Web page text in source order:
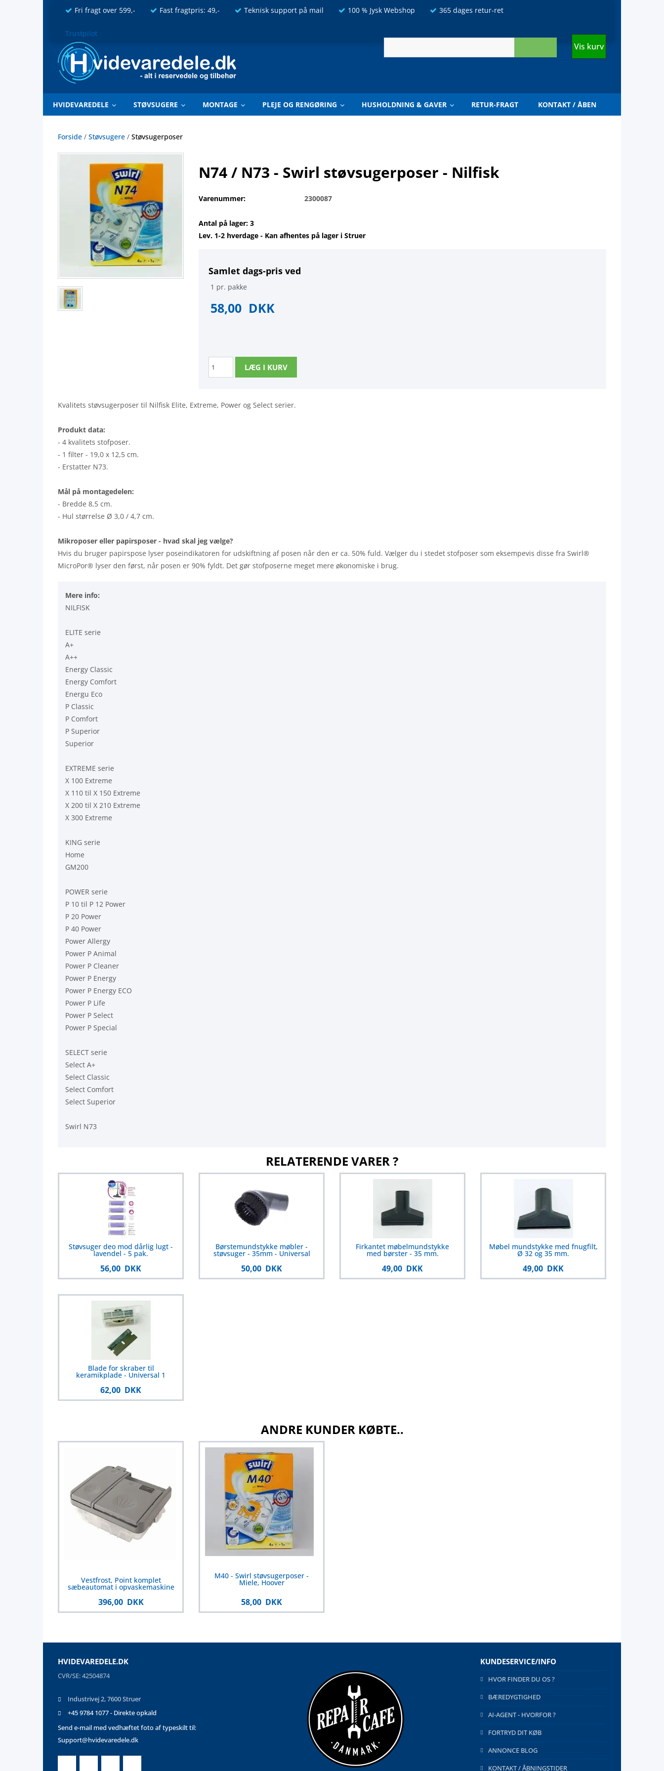
Fri fragt over 599,- Fast fragtpris: 49,- Teknisk support på mail 100 % Jysk Webshop 365 dages retur-ret
Trustpilot
Vis kurv
HVIDEVAREDELE STØVSUGERE MONTAGE PLEJE OG RENGØRING HUSHOLDNING & GAVER RETUR-FRAGT KONTAKT / ÅBEN
Forside / Støvsugere / Støvsugerposer
N74 / N73 - Swirl støvsugerposer - Nilfisk
Varenummer: 2300087
Antal på lager: 3
Lev. 1-2 hverdage - Kan afhentes på lager i Struer
Samlet dags-pris ved
1 pr. pakke
58,00 DKK
Kvalitets støvsugerposer til Nilfisk Elite, Extreme, Power og Select serier.
Produkt data:
- 4 kvalitets stofposer.
- 1 filter - 19,0 x 12,5 cm.
- Erstatter N73.
Mål på montagedelen:
- Bredde 8,5 cm.
- Hul størrelse Ø 3,0 / 4,7 cm.
Mikroposer eller papirsposer - hvad skal jeg vælge?
Hvis du bruger papirspose lyser poseindikatoren for udskiftning af posen når den er ca. 50% fuld. Vælger du i stedet stofposer som eksempevis disse fra Swirl®
MicroPor® lyser den først, når posen er 90% fyldt. Det gør stofposerne meget mere økonomiske i brug.
Mere info:
NILFISK
ELITE serie
A+
A++
Energy Classic
Energy Comfort
Energu Eco
P Classic
P Comfort
P Superior
Superior
EXTREME serie
X 100 Extreme
X 110 til X 150 Extreme
X 200 til X 210 Extreme
X 300 Extreme
KING serie
Home
GM200
POWER serie
P 10 til P 12 Power
P 20 Power
P 40 Power
Power Allergy
Power P Animal
Power P Cleaner
Power P Energy
Power P Energy ECO
Power P Life
Power P Select
Power P Special
SELECT serie
Select A+
Select Classic
Select Comfort
Select Superior
Swirl N73
RELATERENDE VARER ?
Støvsuger deo mod dårlig lugt -
lavendel - 5 pak.
56,00 DKK
Børstemundstykke møbler -
støvsuger - 35mm - Universal
50,00 DKK
Firkantet møbelmundstykke
med børster - 35 mm.
49,00 DKK
Møbel mundstykke med fnugfilt,
Ø 32 og 35 mm.
49,00 DKK
Blade for skraber til
keramikplade - Universal 1
62,00 DKK
ANDRE KUNDER KØBTE..
Vestfrost, Point komplet
sæbeautomat i opvaskemaskine
396,00 DKK
M40 - Swirl støvsugerposer -
Miele, Hoover
58,00 DKK
HVIDEVAREDELE.DK
CVR/SE: 42504874
Industrivej 2, 7600 Struer
+45 9784 1077 - Direkte opkald
Send e-mail med vedhæftet foto af typeskilt til:
Support@hvidevaredele.dk
KUNDESERVICE/INFO
HVOR FINDER DU OS ?
BÆREDYGTIGHED
AI-AGENT - HVORFOR ?
FORTRYD DIT KØB
ANNONCE BLOG
KONTAKT / ÅBNINGSTIDER